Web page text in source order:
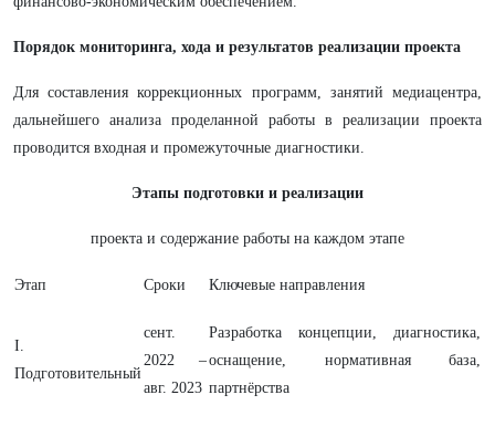
Порядок мониторинга, хода и результатов реализации проекта
Для составления коррекционных программ, занятий медиацентра,
дальнейшего анализа проделанной работы в реализации проекта
проводится входная и промежуточные диагностики.
Этапы подготовки и реализации
проекта и содержание работы на каждом этапе
Этап Сроки Ключевые направления
I.
Подготовительный
сент.
2022 –
авг. 2023
Разработка концепции, диагностика,
оснащение, нормативная база,
партнёрства